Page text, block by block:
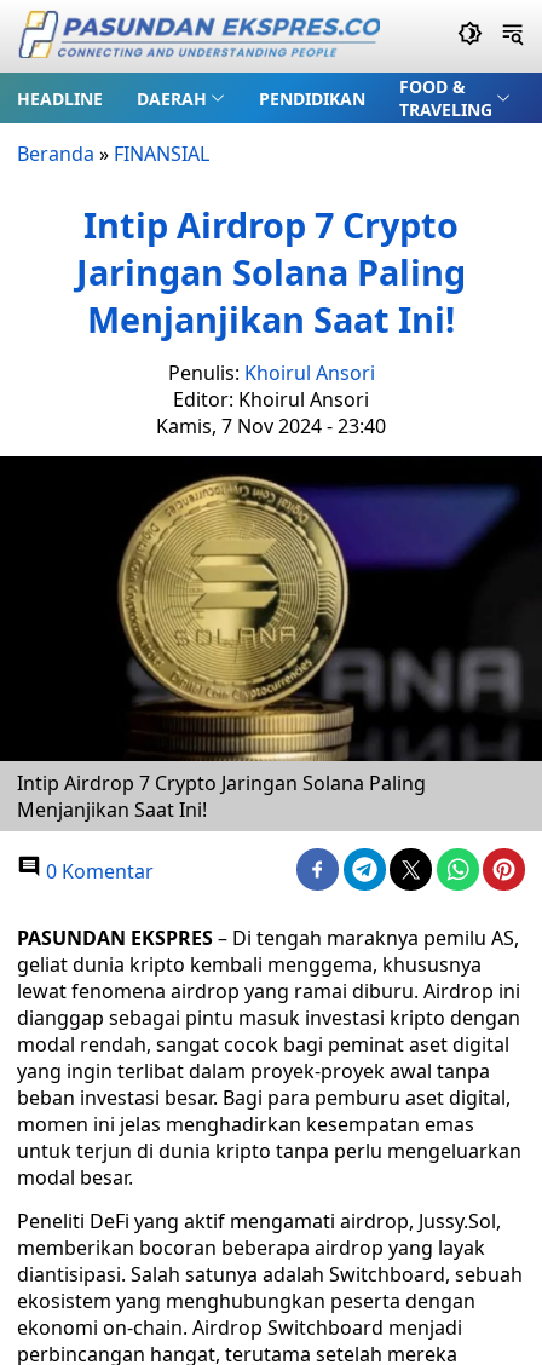
HEADLINE DAERAH PENDIDIKAN
FOOD &
TRAVELING
Beranda » FINANSIAL
Intip Airdrop 7 Crypto
Jaringan Solana Paling
Menjanjikan Saat Ini!
Penulis: Khoirul Ansori
Editor: Khoirul Ansori
Kamis, 7 Nov 2024 - 23:40
Intip Airdrop 7 Crypto Jaringan Solana Paling
Menjanjikan Saat Ini!
0 Komentar
PASUNDAN EKSPRES– Di tengah maraknya pemilu AS,
geliat dunia kripto kembali menggema, khususnya
lewat fenomena airdrop yang ramai diburu. Airdrop ini
dianggap sebagai pintu masuk investasi kripto dengan
modal rendah, sangat cocok bagi peminat aset digital
yang ingin terlibat dalam proyek-proyek awal tanpa
beban investasi besar. Bagi para pemburu aset digital,
momen ini jelas menghadirkan kesempatan emas
untuk terjun di dunia kripto tanpa perlu mengeluarkan
modal besar.
Peneliti DeFi yang aktif mengamati airdrop, Jussy.Sol,
memberikan bocoran beberapa airdrop yang layak
diantisipasi. Salah satunya adalah Switchboard, sebuah
ekosistem yang menghubungkan peserta dengan
ekonomi on-chain. Airdrop Switchboard menjadi
perbincangan hangat, terutama setelah mereka